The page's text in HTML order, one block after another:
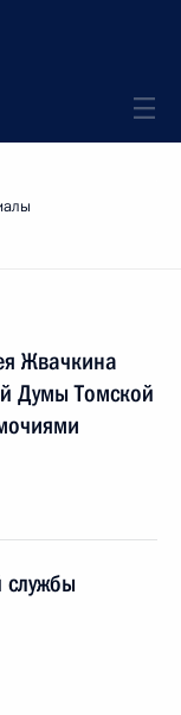
Жвачкина
Думы Томской
службы